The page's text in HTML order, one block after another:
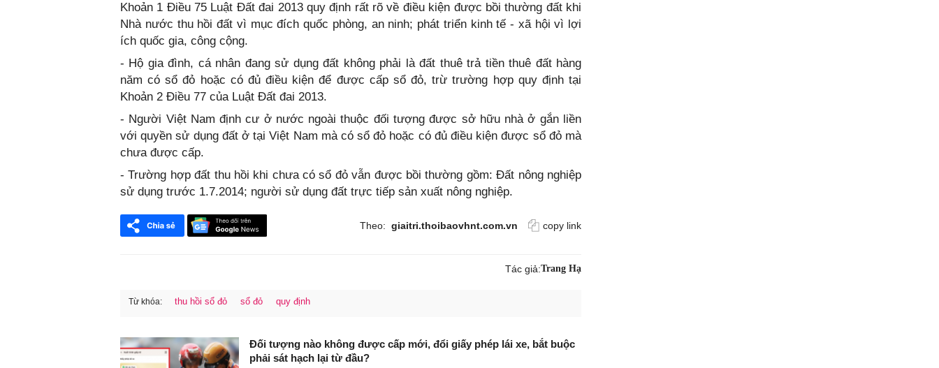
Khoản 1 Điều 75 Luật Đất đai 2013 quy định rất rõ về điều kiện được bồi thường đất khi
Nhà nước thu hồi đất vì mục đích quốc phòng, an ninh; phát triển kinh tế - xã hội vì lợi
ích quốc gia, công cộng.
- Hộ gia đình, cá nhân đang sử dụng đất không phải là đất thuê trả tiền thuê đất hàng
năm có sổ đỏ hoặc có đủ điều kiện để được cấp sổ đỏ, trừ trường hợp quy định tại
Khoản 2 Điều 77 của Luật Đất đai 2013.
- Người Việt Nam định cư ở nước ngoài thuộc đối tượng được sở hữu nhà ở gắn liền
với quyền sử dụng đất ở tại Việt Nam mà có sổ đỏ hoặc có đủ điều kiện được sổ đỏ mà
chưa được cấp.
- Trường hợp đất thu hồi khi chưa có sổ đỏ vẫn được bồi thường gồm: Đất nông nghiệp
sử dụng trước 1.7.2014; người sử dụng đất trực tiếp sản xuất nông nghiệp.
Theo: giaitri.thoibaovhnt.com.vn copy link
Tác giả:Trang Hạ
Từ khóa: thu hồi sổ đỏ sổ đỏ quy định
Đối tượng nào không được cấp mới, đổi giấy phép lái xe, bắt buộc
phải sát hạch lại từ đầu?